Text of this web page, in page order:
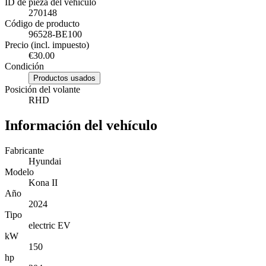
270148
Código de producto
96528-BE100
Precio (incl. impuesto)
€30.00
Condición
Productos usados
Posición del volante
RHD
Información del vehículo
Fabricante
Hyundai
Modelo
Kona II
Año
2024
Tipo
electric EV
kW
150
hp